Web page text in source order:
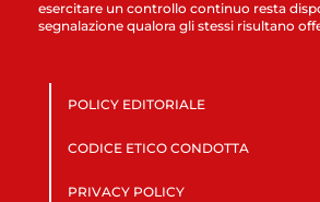
esercitare un controllo continuo resta
segnalazione qualora gli stessi risultano
POLICY EDITORIALE
CODICE ETICO CONDOTTA
PRIVACY POLICY